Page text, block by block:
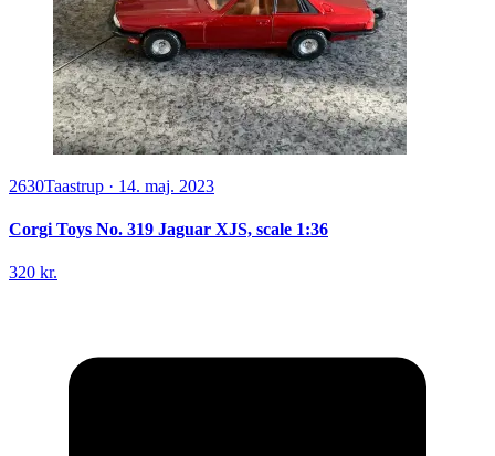
2630Taastrup · 14. maj. 2023
Corgi Toys No. 319 Jaguar XJS, scale 1:36
320 kr.